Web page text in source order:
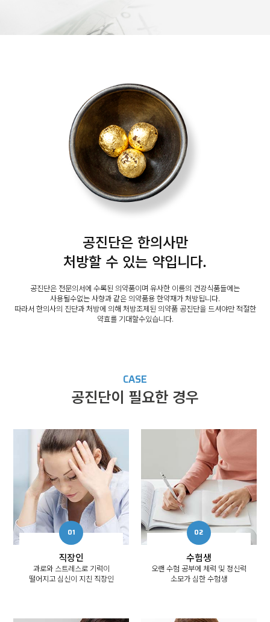
공진단은 한의사만
처방할 수 있는 약입니다.
공진단은 전문의서에 수록된 의약품이며 유사한 이름의 건강식품들에는
사용될수없는 사향과 같은 의약품용 한약재가 처방됩니다.
따라서 한의사의 진단과 처방에 의해 처방조제된 의약품 공진단을 드셔야만 적절한
약효를 기대할수있습니다.
CASE
공진단이 필요한 경우
직장인
과로와 스트레스로 기력이
떨어지고 심신이 지친 직장인
수험생
오랜 수험 공부에 체력 및 정신력
소모가 심한 수험생